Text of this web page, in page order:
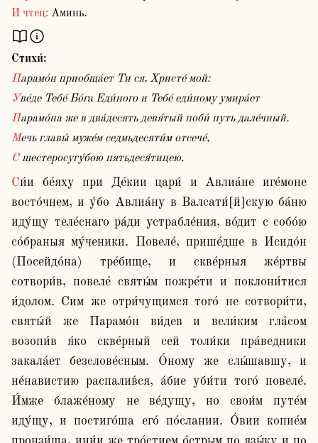
И чтец: Аминь.
Стихи́:
Парамо́н приобща́ет Ти ся, Христе́ мой:
Уве́де Тебе́ Бо́га Еди́ного и Тебе́ еди́ному умира́ет
Парамо́на же в два́десять девя́тый поби́ путь дале́чный.
Мечь главы́ муже́м седмьдесяти́м отсече́,
С шестеросугу́бою пятьдеся́тицею.
Си́и бе́яху при Де́кии цари́ и Авлиа́не иге́моне
восто́чнем, и у́бо Авлиа́ну в Валсати́[й]скую ба́ню
иду́щу теле́снаго ра́ди устрабле́ния, во́дит с собо́ю
со́браныя му́ченики. Повеле́, прише́дше в Исидо́н
(Посейдо́на) тре́бище, и скве́рныя же́ртвы
сотвори́в, повеле́ святы́м пожре́ти и поклони́тися
и́долом. Сим же отри́чущимся того́ не сотвори́ти,
святы́й же Парамо́н ви́дев и вели́ким гла́сом
возопи́в я́ко скве́рный сей толи́ки пра́ведники
закала́ет безслове́сным. О́ному же слы́шавшу, и
не́навистию распалив́ся, а́бие уби́ти того́ повеле́.
И́мже блаже́ному не ве́дущу, но свои́м путе́м
иду́щу, и постиго́ша его́ по́слании. О́вии копие́м